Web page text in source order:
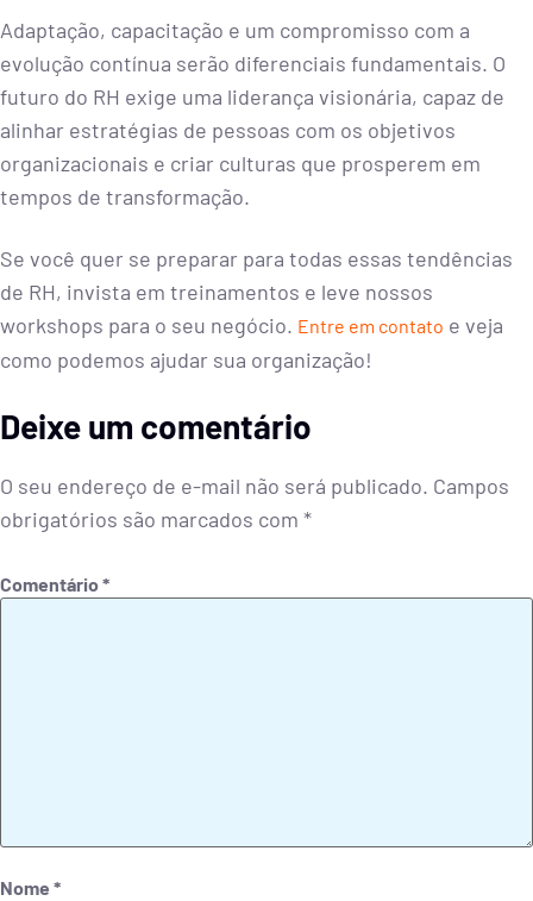
Adaptação, capacitação e um compromisso com a
evolução contínua serão diferenciais fundamentais. O
futuro do RH exige uma liderança visionária, capaz de
alinhar estratégias de pessoas com os objetivos
organizacionais e criar culturas que prosperem em
tempos de transformação.
Se você quer se preparar para todas essas tendências
de RH, invista em treinamentos e leve nossos
workshops para o seu negócio. Entre em contato e veja
como podemos ajudar sua organização!
Deixe um comentário
O seu endereço de e-mail não será publicado. Campos
obrigatórios são marcados com *
Comentário*
Nome *